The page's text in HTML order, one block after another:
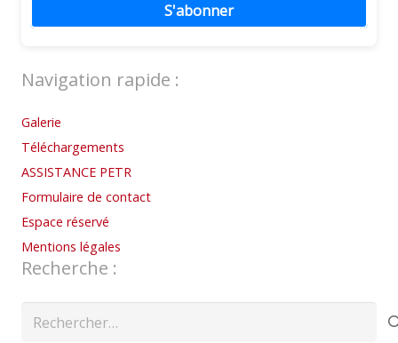
S'abonner
Navigation rapide :
Galerie
Téléchargements
ASSISTANCE PETR
Formulaire de contact
Espace réservé
Mentions légales
Recherche :